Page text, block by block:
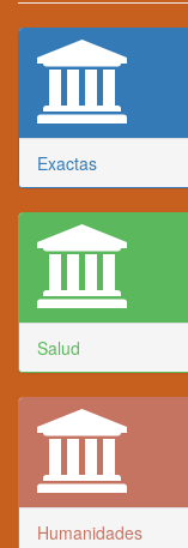
Exactas
Salud
Humanidades